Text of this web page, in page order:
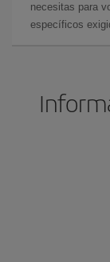
necesitas para
específicos